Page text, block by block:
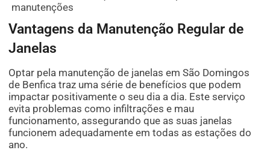
manutenções
Vantagens da Manutenção Regular de
Janelas
Optar pela manutenção de janelas em São Domingos
de Benfica traz uma série de benefícios que podem
impactar positivamente o seu dia a dia. Este serviço
evita problemas como infiltrações e mau
funcionamento, assegurando que as suas janelas
funcionem adequadamente em todas as estações do
ano.